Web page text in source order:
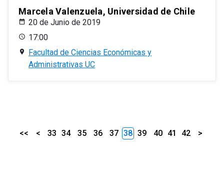
Marcela Valenzuela, Universidad de Chile
20 de Junio de 2019
17:00
Facultad de Ciencias Económicas y
Administrativas UC
<< < 33 34 35 36 37 38 39 40 41 42 >